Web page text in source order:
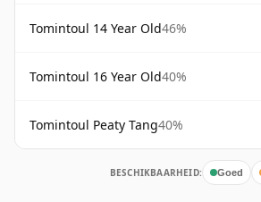
Tomintoul 14 Year Old46%
Tomintoul 16 Year Old40%
Tomintoul Peaty Tang40%
BESCHIKBAARHEID: Goed